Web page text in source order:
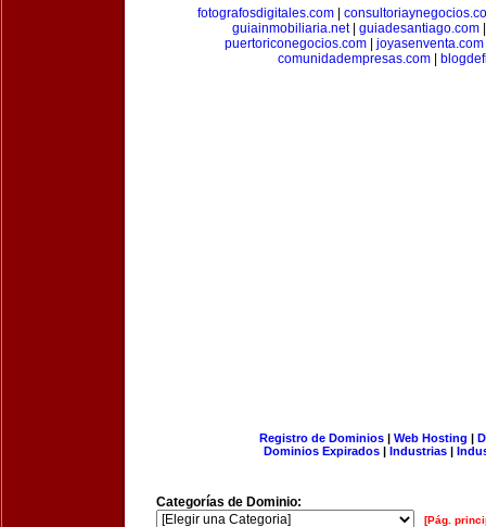
fotografosdigitales.com
guiainmobiliaria.net| guiadesantiago.com
puertoriconegocios.com
joyasenventa.com
comunidadempresas.com
Registro de Dominios| Web Hosting |
Dominios Expirados | Industrias |
Categorías de Dominio:
[Pág.